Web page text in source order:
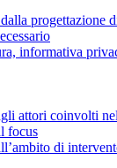
progettazione
informativa
attori coinvolti
focus
di